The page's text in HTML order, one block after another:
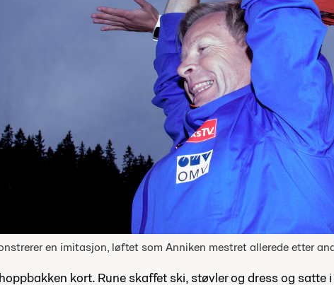
en imitasjon, løftet som Anniken mestret allerede etter
kort. Rune skaffet ski, støvler og dress og satte